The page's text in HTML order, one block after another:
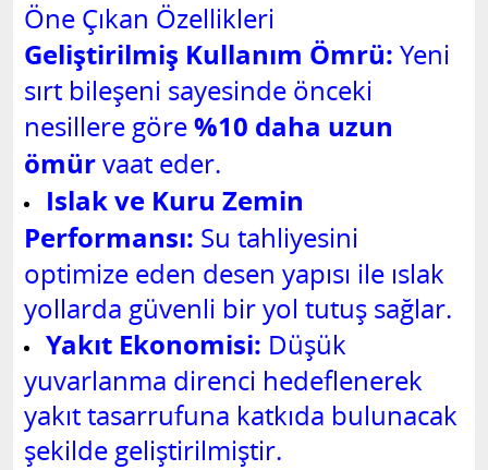
Öne Çıkan Özellikleri
Geliştirilmiş Kullanım Ömrü: Yeni
sırt bileşeni sayesinde önceki
nesillere göre%10 daha uzun
ömürvaat eder.
Islak ve Kuru Zemin
Performansı: Su tahliyesini
optimize eden desen yapısı ile ıslak
yollarda güvenli bir yol tutuş sağlar.
Yakıt Ekonomisi: Düşük
yuvarlanma direnci hedeflenerek
yakıt tasarrufuna katkıda bulunacak
şekilde geliştirilmiştir.